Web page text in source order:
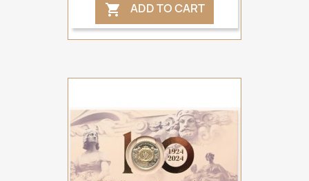
 ADD TO CART